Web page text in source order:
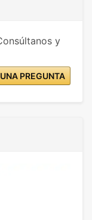
y
PREGUNTA